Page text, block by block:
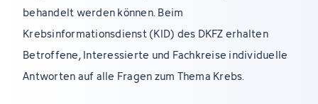
behandelt werden können. Beim
Krebsinformationsdienst (KID) des DKFZ erhalten
Betroffene, Interessierte und Fachkreise individuelle
Antworten auf alle Fragen zum Thema Krebs.